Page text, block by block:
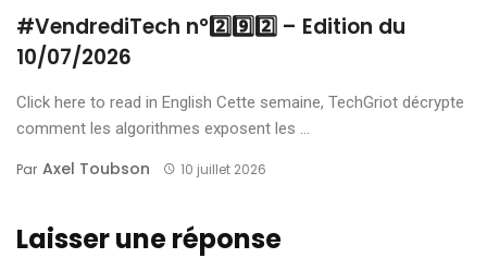
#VendrediTech n°2️⃣9️⃣2️⃣ – Edition du
10/07/2026
Click here to read in English Cette semaine, TechGriot décrypte
comment les algorithmes exposent les ...
Par Axel Toubson 10 juillet 2026
Laisser une réponse